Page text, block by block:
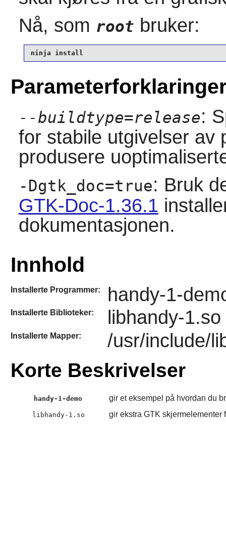
Nå, som root bruker:
ninja install
--buildtype=release:
for stabile utgivelser av
produsere
-Dgtk_doc=true: Bruk
GTK-Doc-1.36.1
dokumentasjonen.
Innhold
Installerte Programmer: handy-1-
Installerte Biblioteker: libhandy-1.so
Installerte Mapper: /usr/include/
Korte Beskrivelser
handy-1-demo gir et eksempel på hvordan du
libhandy-1.so gir ekstra GTK skjermelementer